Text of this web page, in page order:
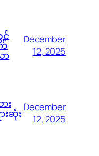
င်
December
12, 2025
း
ဆုံးDecember
12, 2025